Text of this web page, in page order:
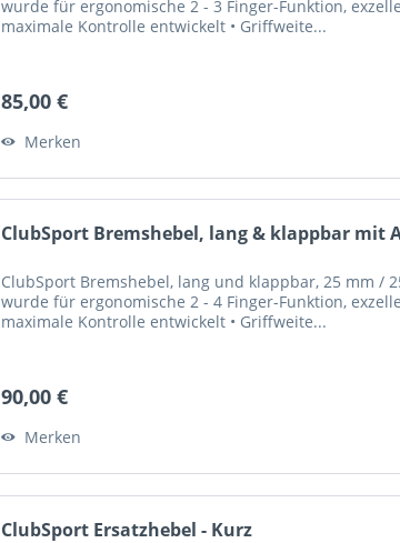
wurde für ergonomische 2 - 3 Finger-Funktion,
maximale Kontrolle entwickelt • Griffweite...
85,00 €
Merken
ClubSport Bremshebel, lang & klappbar mit
ClubSport Bremshebel, lang und klappbar, 25 mm /
wurde für ergonomische 2 - 4 Finger-Funktion,
maximale Kontrolle entwickelt • Griffweite...
90,00 €
Merken
ClubSport Ersatzhebel - Kurz